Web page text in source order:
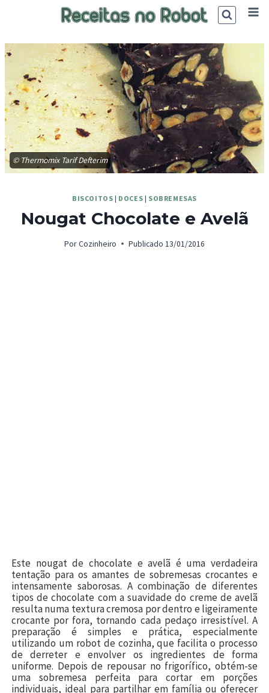
© Thermomix Tarif Defterim
BISCOITOS | DOCES | SOBREMESAS
Nougat Chocolate e Avelã
Por Cozinheiro Publicado 13/01/2016
Este nougat de chocolate e avelã é uma verdadeira
tentação para os amantes de sobremesas crocantes e
intensamente saborosas. A combinação de diferentes
tipos de chocolate com a suavidade do creme de avelã
resulta numa textura cremosa por dentro e ligeiramente
crocante por fora, tornando cada pedaço irresistível. A
preparação é simples e prática, especialmente
utilizando um robot de cozinha, que facilita o processo
de derreter e envolver os ingredientes de forma
uniforme. Depois de repousar no frigorífico, obtém-se
uma sobremesa perfeita para cortar em porções
individuais, ideal para partilhar em família ou oferecer